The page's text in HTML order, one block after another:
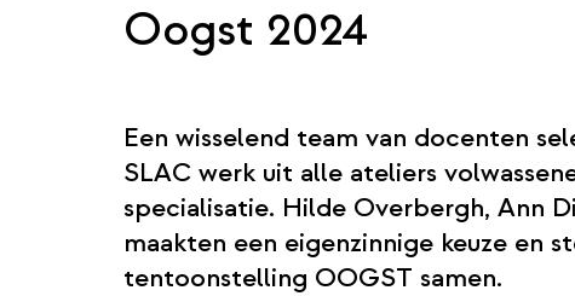
Oogst 2024
Een wisselend team van docenten
SLAC werk uit alle ateliers
specialisatie. Hilde Overbergh, Ann
maakten een eigenzinnige keuze en
tentoonstelling OOGST samen.